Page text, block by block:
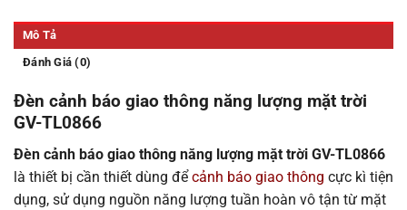
Mô Tả
Đánh Giá (0)
Đèn cảnh báo giao thông năng lượng mặt trời
GV-TL0866
Đèn cảnh báo giao thông năng lượng mặt trời GV-TL0866
là thiết bị cần thiết dùng đểcảnh báo giao thông cực kì tiện
dụng, sử dụng nguồn năng lượng tuần hoàn vô tận từ mặt